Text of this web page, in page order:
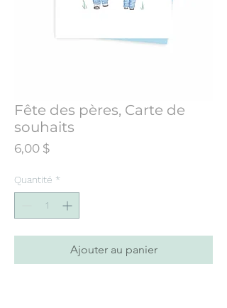
Fête des pères, Carte de
souhaits
6,00 $Prix
Quantité *
Ajouter au panier